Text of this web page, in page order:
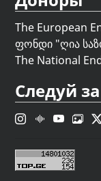
The European
ფონდი "ღია
The National
Следуй